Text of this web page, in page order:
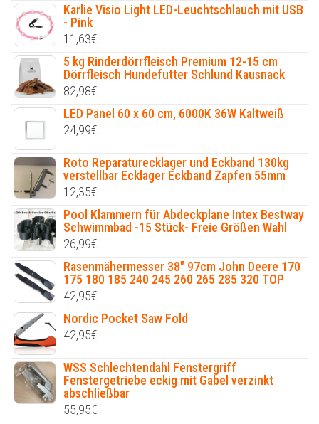
Karlie Visio Light LED-Leuchtschlauch mit USB
- Pink
11,63€
5 kg Rinderdörrfleisch Premium 12-15 cm
Dörrfleisch Hundefutter Schlund Kausnack
82,98€
LED Panel 60 x 60 cm, 6000K 36W Kaltweiß
24,99€
Roto Reparaturecklager und Eckband 130kg
verstellbar Ecklager Eckband Zapfen 55mm
12,35€
Pool Klammern für Abdeckplane Intex Bestway
Schwimmbad -15 Stück- Freie Größen Wahl
26,99€
Rasenmähermesser 38" 97cm John Deere 170
175 180 185 240 245 260 265 285 320 TOP
42,95€
Nordic Pocket Saw Fold
42,95€
WSS Schlechtendahl Fenstergriff
Fenstergetriebe eckig mit Gabel verzinkt
abschließbar
55,95€